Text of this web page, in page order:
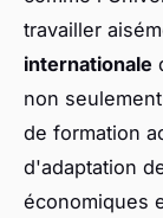
travailler
internationale
non
de formation
d'adaptation
économiques